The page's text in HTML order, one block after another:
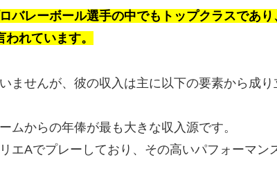
バレーボール選手の中でもトップクラスであ
れています。
ませんが、彼の収入は主に以下の要素から成り
ムからの年俸が最も大きな収入源です。
エAでプレーしており、その高いパフォーマン